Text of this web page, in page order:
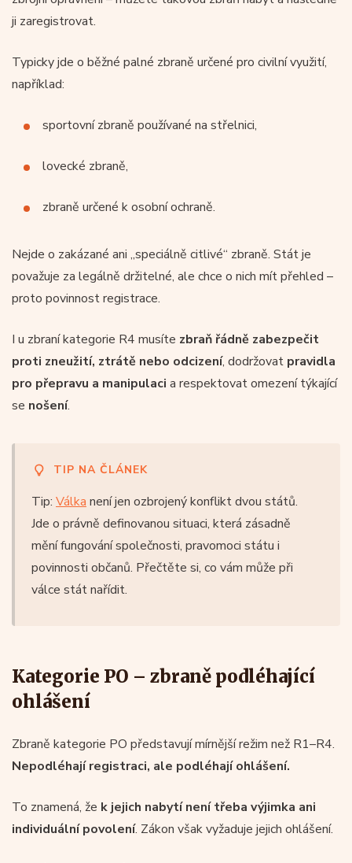
ji zaregistrovat.
Typicky jde o běžné palné zbraně určené pro civilní využití,
například:
sportovní zbraně používané na střelnici,
lovecké zbraně,
zbraně určené k osobní ochraně.
Nejde o zakázané ani „speciálně citlivé“ zbraně. Stát je
považuje za legálně držitelné, ale chce o nich mít přehled –
proto povinnost registrace.
I u zbraní kategorie R4 musíte zbraň řádně zabezpečit
proti zneužití, ztrátě nebo odcizení, dodržovat pravidla
pro přepravu a manipulaci a respektovat omezení týkající
se nošení.
TIP NA ČLÁNEK
Tip: Válka není jen ozbrojený konflikt dvou států.
Jde o právně definovanou situaci, která zásadně
mění fungování společnosti, pravomoci státu i
povinnosti občanů. Přečtěte si, co vám může při
válce stát nařídit.
Kategorie PO – zbraně podléhající
ohlášení
Zbraně kategorie PO představují mírnější režim než R1–R4.
Nepodléhají registraci, ale podléhají ohlášení.
To znamená, že k jejich nabytí není třeba výjimka ani
individuální povolení. Zákon však vyžaduje jejich ohlášení.